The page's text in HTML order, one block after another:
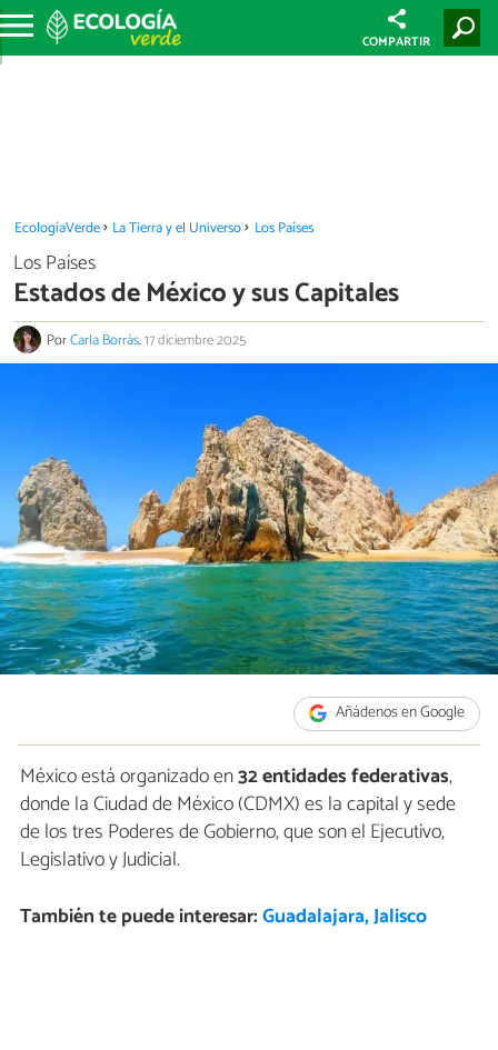
COMPARTIR
EcologíaVerde La Tierra y el Universo Los Países
Los Países
Estados de México y sus Capitales
PorCarla Borràs.17 diciembre 2025
Añádenos en Google
México está organizado en32 entidades federativas,
donde la Ciudad de México (CDMX) es la capital y sede
de los tres Poderes de Gobierno, que son el Ejecutivo,
Legislativo y Judicial.
También te puede interesar:Guadalajara, Jalisco